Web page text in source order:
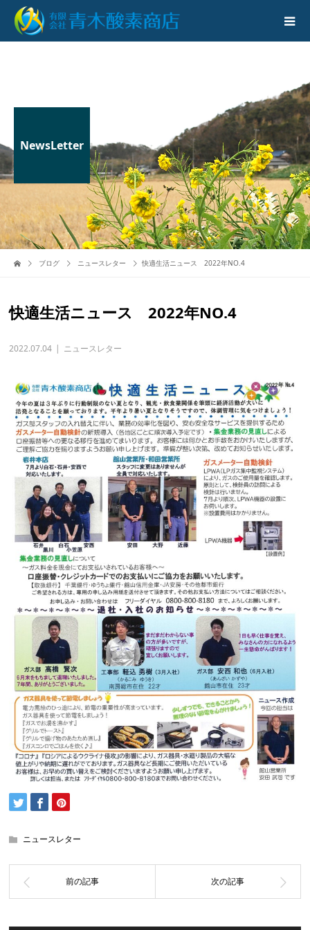
NewsLetter
ブログ ニュースレター 快適生活ニュース 2022年NO.4
快適生活ニュース 2022年NO.4
2022.07.04 ニュースレター
ニュースレター